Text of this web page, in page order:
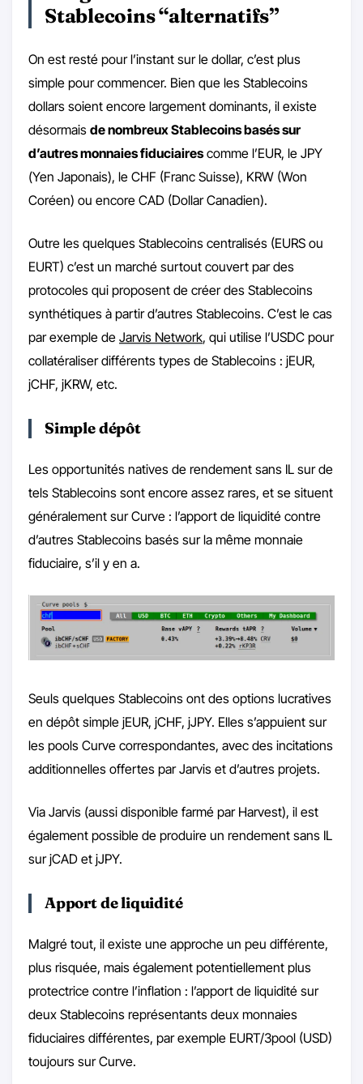
Stablecoins “alternatifs”
On est resté pour l’instant sur le dollar, c’est plus
simple pour commencer. Bien que les Stablecoins
dollars soient encore largement dominants, il existe
désormais de nombreux Stablecoins basés sur
d’autres monnaies fiduciairescomme l’EUR, le JPY
(Yen Japonais), le CHF (Franc Suisse), KRW (Won
Coréen) ou encore CAD (Dollar Canadien).
Outre les quelques Stablecoins centralisés (EURS ou
EURT) c’est un marché surtout couvert par des
protocoles qui proposent de créer des Stablecoins
synthétiques à partir d’autres Stablecoins. C’est le cas
par exemple de Jarvis Network, qui utilise l’USDC pour
collatéraliser différents types de Stablecoins : jEUR,
jCHF, jKRW, etc.
Simple dépôt
Les opportunités natives de rendement sans IL sur de
tels Stablecoins sont encore assez rares, et se situent
généralement sur Curve : l’apport de liquidité contre
d’autres Stablecoins basés sur la même monnaie
fiduciaire, s’il y en a.
Seuls quelques Stablecoins ont des options lucratives
en dépôt simple jEUR, jCHF, jJPY. Elles s’appuient sur
les pools Curve correspondantes, avec des incitations
additionnelles offertes par Jarvis et d’autres projets.
Via Jarvis (aussi disponible farmé par Harvest), il est
également possible de produire un rendement sans IL
sur jCAD et jJPY.
Apport de liquidité
Malgré tout, il existe une approche un peu différente,
plus risquée, mais également potentiellement plus
protectrice contre l’inflation : l’apport de liquidité sur
deux Stablecoins représentants deux monnaies
fiduciaires différentes, par exemple EURT/3pool (USD)
toujours sur Curve.